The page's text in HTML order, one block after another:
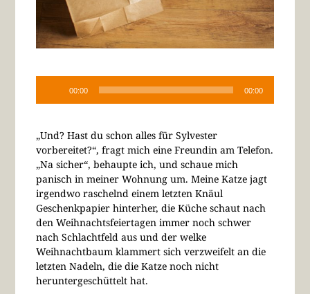
00:00 00:00
„Und? Hast du schon alles für Sylvester
vorbereitet?“, fragt mich eine Freundin am Telefon.
„Na sicher“, behaupte ich, und schaue mich
panisch in meiner Wohnung um. Meine Katze jagt
irgendwo raschelnd einem letzten Knäul
Geschenkpapier hinterher, die Küche schaut nach
den Weihnachtsfeiertagen immer noch schwer
nach Schlachtfeld aus und der welke
Weihnachtbaum klammert sich verzweifelt an die
letzten Nadeln, die die Katze noch nicht
heruntergeschüttelt hat.